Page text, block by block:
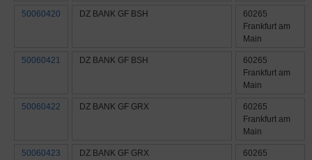
50060420 DZ BANK GF BSH
60265
Frankfurt am
Main
50060421 DZ BANK GF BSH
60265
Frankfurt am
Main
50060422 DZ BANK GF GRX
60265
Frankfurt am
Main
50060423 DZ BANK GF GRX
60265